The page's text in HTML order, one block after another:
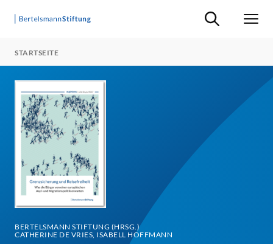
Suche ein-/
STARTSEITE
BERTELSMANN STIFTUNG (HRSG.)
CATHERINE DE VRIES, ISABELL HOFFMANN